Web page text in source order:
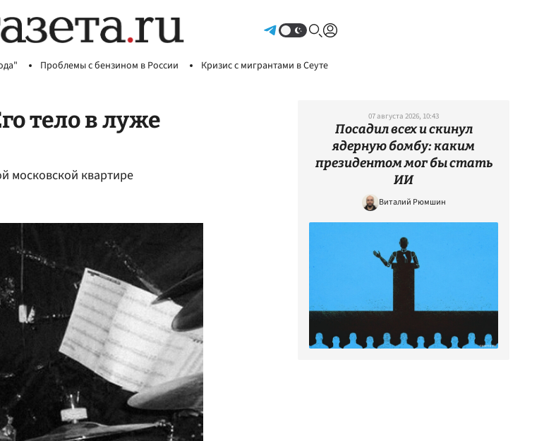
Проблемы с бензином в России Кризис с мигрантами в Сеуте
тело в луже
московской квартире
07 августа 2026, 10:43
Посадил всех и скинул
ядерную бомбу: каким
президентом мог бы стать
ИИ
Виталий Рюмшин